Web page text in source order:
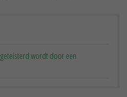
wordt door een